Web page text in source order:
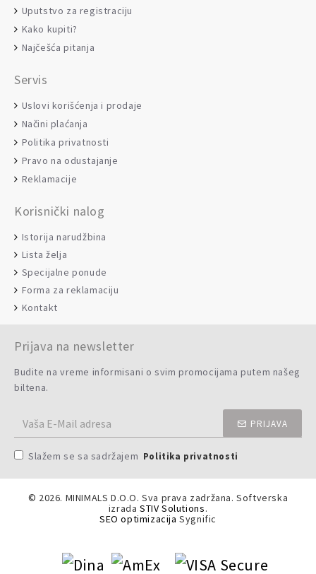
Uputstvo za registraciju
Kako kupiti?
Najčešća pitanja
Servis
Uslovi korišćenja i prodaje
Načini plaćanja
Politika privatnosti
Pravo na odustajanje
Reklamacije
Korisnički nalog
Istorija narudžbina
Lista želja
Specijalne ponude
Forma za reklamaciju
Kontakt
Prijava na newsletter
Budite na vreme informisani o svim promocijama putem našeg
biltena.
PRIJAVA
Slažem se sa sadržajem Politika privatnosti
© 2026. MINIMALS D.O.O. Sva prava zadržana. Softverska
izradaSTIV Solutions.
SEO optimizacija Sygnific